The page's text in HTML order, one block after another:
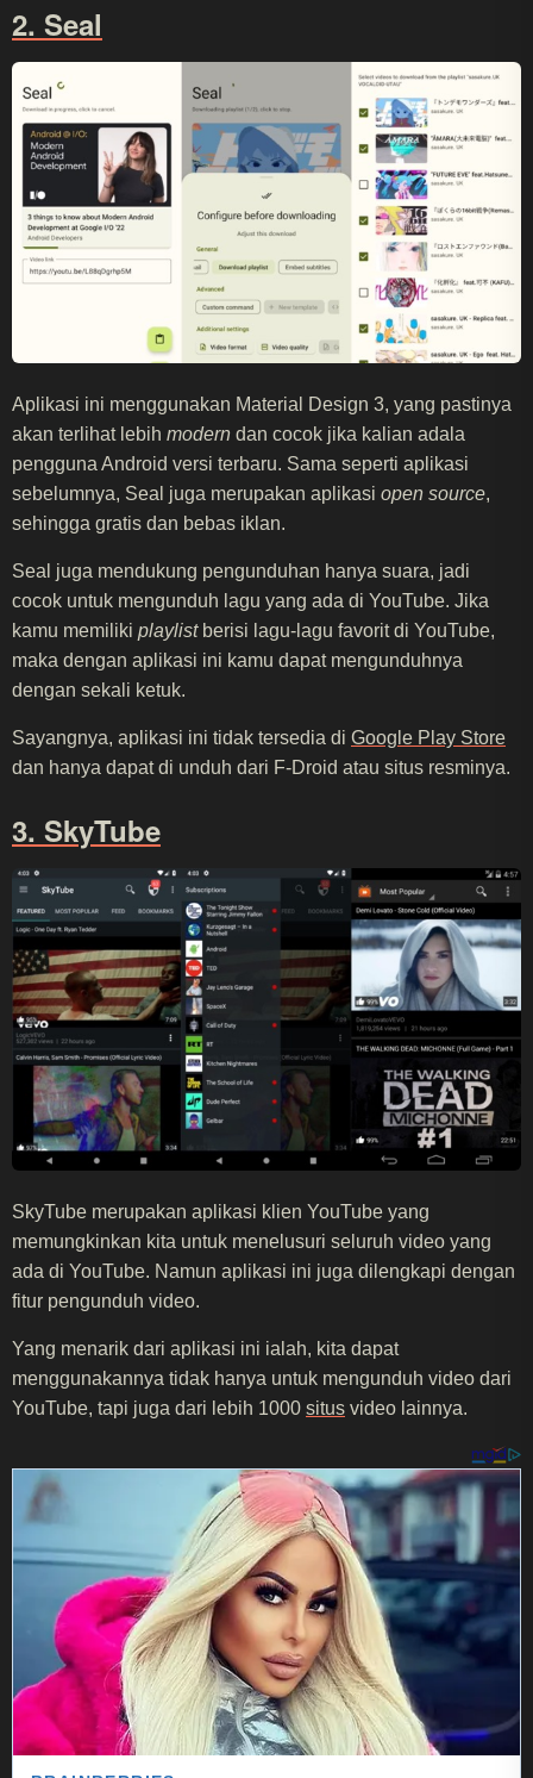
2. Seal
Aplikasi ini menggunakan Material Design 3, yang pastinya
akan terlihat lebih modern dan cocok jika kalian adala
pengguna Android versi terbaru. Sama seperti aplikasi
sebelumnya, Seal juga merupakan aplikasi open source,
sehingga gratis dan bebas iklan.
Seal juga mendukung pengunduhan hanya suara, jadi
cocok untuk mengunduh lagu yang ada di YouTube. Jika
kamu memiliki playlistberisi lagu-lagu favorit di YouTube,
maka dengan aplikasi ini kamu dapat mengunduhnya
dengan sekali ketuk.
Sayangnya, aplikasi ini tidak tersedia di Google Play Store
dan hanya dapat di unduh dari F-Droid atau situs resminya.
3. SkyTube
SkyTube merupakan aplikasi klien YouTube yang
memungkinkan kita untuk menelusuri seluruh video yang
ada di YouTube. Namun aplikasi ini juga dilengkapi dengan
fitur pengunduh video.
Yang menarik dari aplikasi ini ialah, kita dapat
menggunakannya tidak hanya untuk mengunduh video dari
YouTube, tapi juga dari lebih 1000 situs video lainnya.